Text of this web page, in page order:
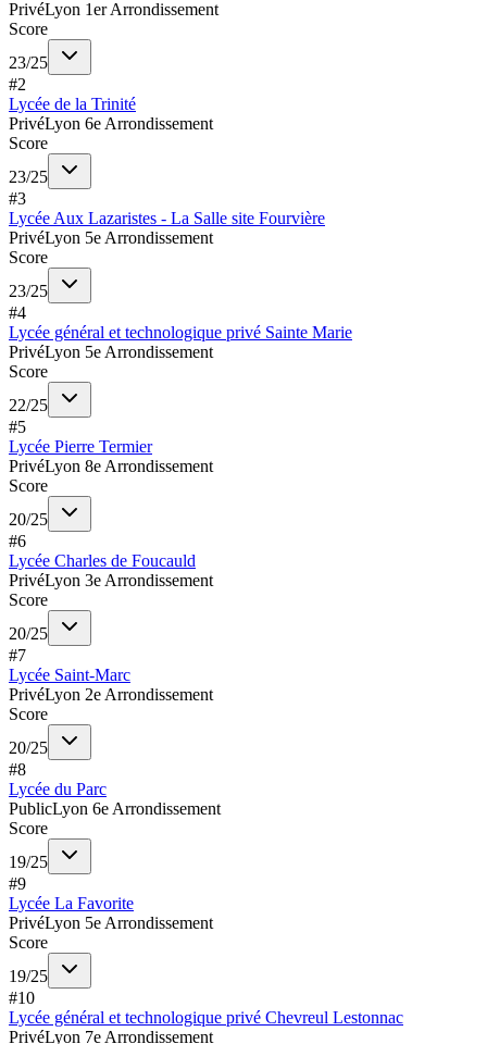
PrivéLyon 1er Arrondissement
Score
23/25
#2
Lycée de la Trinité
PrivéLyon 6e Arrondissement
Score
23/25
#3
Lycée Aux Lazaristes - La Salle site Fourvière
PrivéLyon 5e Arrondissement
Score
23/25
#4
Lycée général et technologique privé Sainte Marie
PrivéLyon 5e Arrondissement
Score
22/25
#5
Lycée Pierre Termier
PrivéLyon 8e Arrondissement
Score
20/25
#6
Lycée Charles de Foucauld
PrivéLyon 3e Arrondissement
Score
20/25
#7
Lycée Saint-Marc
PrivéLyon 2e Arrondissement
Score
20/25
#8
Lycée du Parc
PublicLyon 6e Arrondissement
Score
19/25
#9
Lycée La Favorite
PrivéLyon 5e Arrondissement
Score
19/25
#10
Lycée général et technologique privé Chevreul Lestonnac
PrivéLyon 7e Arrondissement